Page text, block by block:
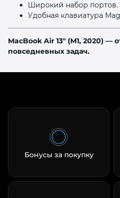
Широкий набор портов.
Удобная клавиатура
MacBook Air 13" (M1, 2020)
повседневных задач.
Бонусы за покупку